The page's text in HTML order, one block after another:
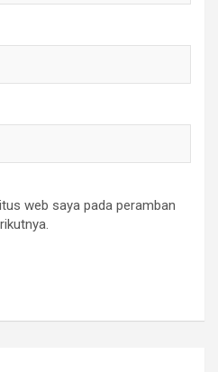
web saya pada peramban